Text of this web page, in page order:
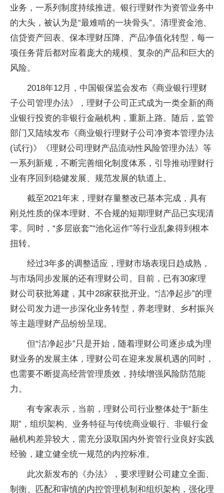
业务，一系列制度持续推进。银行理财作为资管业务中
的大头，被认为是“最难啃的一块骨头”。清理资金池、
信贷资产回表、保本理财压降、产品净值化转型，每一
项任务背后都对应着庞大的规模、复杂的产品和巨大的
风险。
2018年12月，中国银保监会发布《商业银行理财
子公司管理办法》，理财子公司正式成为一类全新的商
业银行投资的非银行金融机构，重新上路。随后，监管
部门又陆续发布《商业银行理财子公司净资本管理办法
(试行)》《理财公司理财产品流动性风险管理办法》等
一系列新规，不断完善细化制度体系，引导推动理财行
业有序回到稳健发展、规范发展的轨道上。
截至2021年末，理财存量整改已基本完成，具有
刚兑性质的保本理财、不合规的短期理财产品已实现清
零。同时，“多层嵌套”“池化运作”等行业乱象得到根本
扭转。
经过3年多的调整适应，理财市场表现日趋成熟，
与市场同步发展的还有理财公司。目前，已有30家理
财公司获批筹建，其中28家获批开业。“洁净起步”的理
财公司发力进一步深化业务转型，养老理财、乡村振兴
等主题理财产品纷纷呈现。
但“洁净起步”只是开始，随着理财公司逐步成为理
财业务的发展主体，理财公司在迎来发展机遇的同时，
也需要不断提高经营管理质效，持续增强风险防范能
力。
有专家表示，当前，理财公司行业整体处于“新生
期”，组织架构、业务特征与传统商业银行、非银行金
融机构差异较大，需充分汲取国内外资管行业良好实践
经验，建立健全统一规范的内控标准。
此次新发布的《办法》，要求理财公司建立全面、
制衡、匹配和审慎的内控管理机制和组织架构，强化理